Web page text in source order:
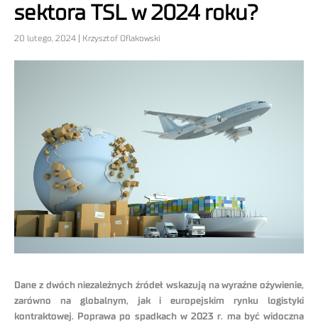
sektora TSL w 2024 roku?
20 lutego, 2024 | Krzysztof Oflakowski
Dane z dwóch niezależnych źródeł wskazują na wyraźne ożywienie,
zarówno na globalnym, jak i europejskim rynku logistyki
kontraktowej. Poprawa po spadkach w 2023 r. ma być widoczna